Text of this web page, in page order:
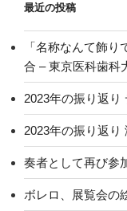
最近の投稿
「名称なんて飾
合 – 東京医科歯科
2023年の振り返り
2023年の振り返り
奏者として再び参
ボレロ、展覧会の